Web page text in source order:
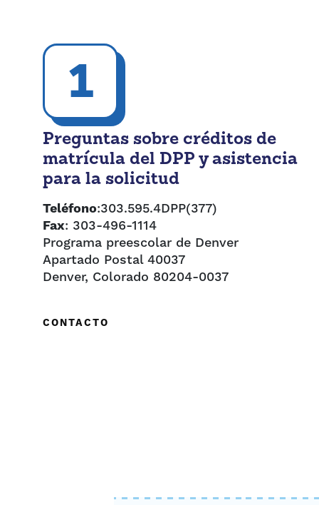
1
Preguntas sobre créditos de
matrícula del DPP y asistencia
para la solicitud
Teléfono:303.595.4DPP(377)
Fax: 303-496-1114
Programa preescolar de Denver
Apartado Postal 40037
Denver, Colorado 80204-0037
CONTACTO